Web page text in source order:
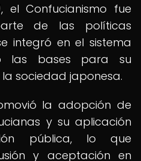
el Confucianismo fue
de las políticas
integró en el sistema
las bases para su
sociedad japonesa.
la adopción de
y su aplicación
pública, lo que
y aceptación en